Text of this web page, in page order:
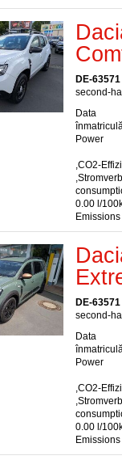
DE-
second-
Data
Power
,CO2-
0.00 l/
DE-
second-
Data
Power
,CO2-
0.00 l/